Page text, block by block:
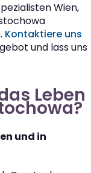
Wien,
Kontaktiere uns
und lass uns
Leben
und in